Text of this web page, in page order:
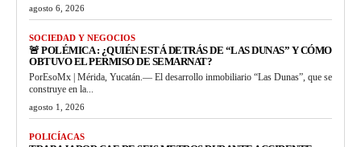
agosto 6, 2026
SOCIEDAD Y NEGOCIOS
🚨 POLÉMICA : ¿QUIÉN ESTÁ DETRÁS DE “LAS DUNAS” Y CÓMO
OBTUVO EL PERMISO DE SEMARNAT?
PorEsoMx | Mérida, Yucatán.— El desarrollo inmobiliario “Las Dunas”, que se
construye en la...
agosto 1, 2026
POLICÍACAS